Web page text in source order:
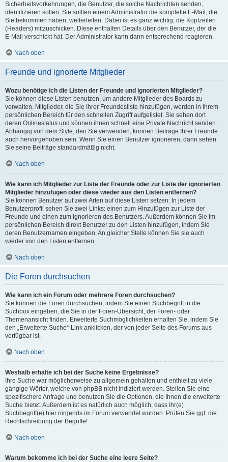
Sicherheitsvorkehrungen, die Benutzer, die solche Nachrichten senden,
identifizieren sollen. Sie sollten einem Administrator die komplette E-Mail, die
Sie bekommen haben, weiterleiten. Dabei ist es ganz wichtig, die Kopfzeilen
(Headers) mitzuschicken. Diese enthalten Details über den Benutzer, der die
E-Mail verschickt hat. Der Administrator kann dann entsprechend reagieren.
Nach oben
Freunde und ignorierte Mitglieder
Wozu benötige ich die Listen der Freunde und ignorierten Mitglieder?
Sie können diese Listen benutzen, um andere Mitglieder des Boards zu
verwalten. Mitglieder, die Sie Ihrer Freundesliste hinzufügen, werden in Ihrem
persönlichen Bereich für den schnellen Zugriff aufgelistet. Sie sehen dort
deren Onlinestatus und können ihnen schnell eine Private Nachricht senden.
Abhängig von dem Style, den Sie verwenden, können Beiträge Ihrer Freunde
auch hervorgehoben sein. Wenn Sie einen Benutzer ignorieren, dann sehen
Sie seine Beiträge standardmäßig nicht.
Nach oben
Wie kann ich Mitglieder zur Liste der Freunde oder zur Liste der ignorierten
Mitglieder hinzufügen oder diese wieder aus den Listen entfernen?
Sie können Benutzer auf zwei Arten auf diese Listen setzen: In jedem
Benutzerprofil sehen Sie zwei Links: einen zum Hinzufügen zur Liste der
Freunde und einen zum Ignorieren des Benutzers. Außerdem können Sie im
persönlichen Bereich direkt Benutzer zu den Listen hinzufügen, indem Sie
deren Benutzernamen eingeben. An gleicher Stelle können Sie sie auch
wieder von den Listen entfernen.
Nach oben
Die Foren durchsuchen
Wie kann ich ein Forum oder mehrere Foren durchsuchen?
Sie können die Foren durchsuchen, indem Sie einen Suchbegriff in die
Suchbox eingeben, die Sie in der Foren-Übersicht, der Foren- oder
Themenansicht finden. Erweiterte Suchmöglichkeiten erhalten Sie, indem Sie
den „Erweiterte Suche“-Link anklicken, der von jeder Seite des Forums aus
verfügbar ist.
Nach oben
Weshalb erhalte ich bei der Suche keine Ergebnisse?
Ihre Suche war möglicherweise zu allgemein gehalten und enthielt zu viele
gängige Wörter, welche von phpBB nicht indiziert werden. Stellen Sie eine
spezifischere Anfrage und benutzen Sie die Optionen, die Ihnen die erweiterte
Suche bietet. Außerdem ist es natürlich auch möglich, dass Ihr(e)
Suchbegriff(e) hier nirgends im Forum verwendet wurden. Prüfen Sie ggf. die
Rechtschreibung der Begriffe!
Nach oben
Warum bekomme ich bei der Suche eine leere Seite?